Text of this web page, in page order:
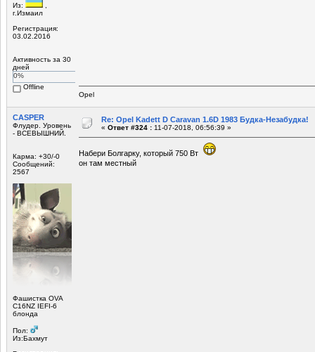
Из:
г.Измаил
Регистрация:
03.02.2016
Активность за 30
дней
0%
Offline
Opel
CASPER
Флудер. Уровень
- ВСЕВЫШНИЙ.
Карма: +30/-0
Сообщений:
2567
Фашистка OVA
C16NZ IEFI-6
блонда
Пол:
Из:Бахмут
Re: Opel Kadett D Caravan 1.6D 1983 Будка-Незабудка!
« Ответ #324 : 11-07-2018, 06:56:39 »
Набери Болгарку, который 750 Вт
он там местный